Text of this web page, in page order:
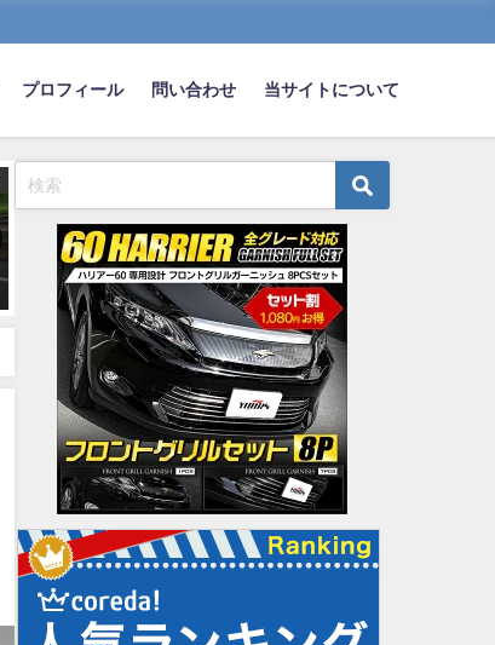
プロフィール 問い合わせ 当サイトについて
【悲報】ヤフコメ「360万円は超
高級車！」→イイネ2700件ｗｗ
ｗｗｗ
2021-02-19
11月から日産期間工決まっ
で！！月収35万超で家賃無
勝手に金が貯まる勝ち組ｗ
ｗｗ
2019-11-02